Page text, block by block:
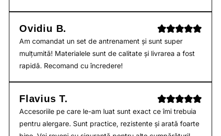
Ovidiu B.
Am comandat un set de antrenament și sunt super
mulțumită! Materialele sunt de calitate și livrarea a fost
rapidă. Recomand cu încredere!
Flavius T.
Accesoriile pe care le-am luat sunt exact ce îmi trebuia
pentru alergare. Sunt practice, rezistente și arată foarte